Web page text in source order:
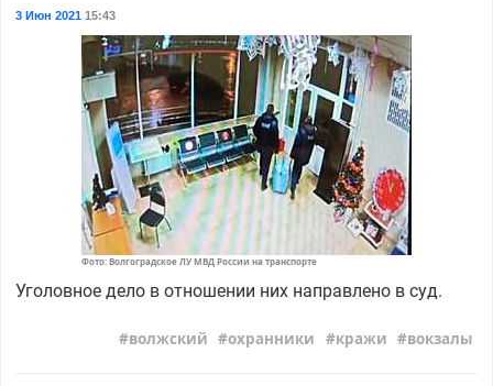
3 Июн 202115:43
Фото: Волгоградское ЛУ МВД России на транспорте
Уголовное дело в отношении них направлено в суд.
волжский охранники кражи вокзалы